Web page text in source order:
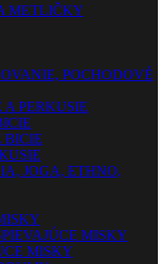
METLIČKY
POCHODOVÉ
PERKUSIE
BICIE
JOGA, ETHNO,
MISKY
MISKY